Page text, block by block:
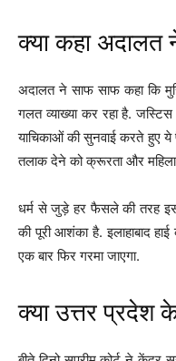
क्या कहा अदालत
अदालत ने साफ साफ कहा कि
गलत व्याख्या कर रहा है.
याचिकाओं की सुनवाई करते हुए ये
तलाक देने को क्रूरता और
धर्म से जुड़े हर फैसले की तरह
की पूरी आशंका है. इलाहाबाद
एक बार फिर गरमा जाएगा.
क्या उत्तर प्रदेश